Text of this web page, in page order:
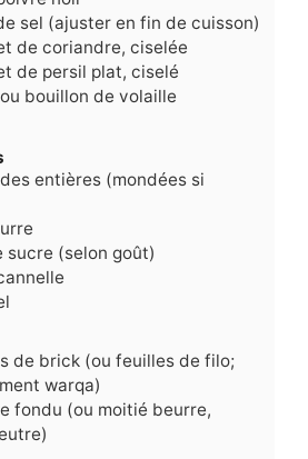
sel (ajuster en fin de cuisson)
de coriandre, ciselée
de persil plat, ciselé
bouillon de volaille
entières (mondées si
sucre (selon goût)
de brick (ou feuilles de filo;
warqa)
fondu (ou moitié beurre,